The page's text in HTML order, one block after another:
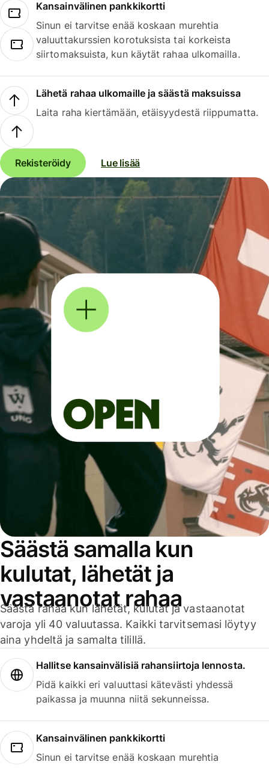
Kansainvälinen pankkikortti
Sinun ei tarvitse enää koskaan murehtia
valuuttakurssien korotuksista tai korkeista
siirtomaksuista, kun käytät rahaa ulkomailla.
Lähetä rahaa ulkomaille ja säästä maksuissa
Laita raha kiertämään, etäisyydestä riippumatta.
Rekisteröidy Lue lisää
Säästä samalla kun
kulutat, lähetät ja
vastaanotat rahaa
Säästä rahaa kun lähetät, kulutat ja vastaanotat
varoja yli 40 valuutassa. Kaikki tarvitsemasi löytyy
aina yhdeltä ja samalta tilillä.
Hallitse kansainvälisiä rahansiirtoja lennosta.
Pidä kaikki eri valuuttasi kätevästi yhdessä
paikassa ja muunna niitä sekunneissa.
Kansainvälinen pankkikortti
Sinun ei tarvitse enää koskaan murehtia